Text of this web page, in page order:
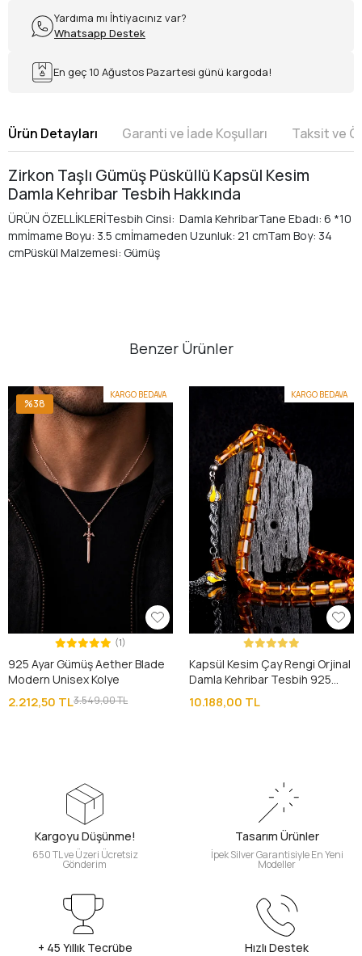
Yardıma mı İhtiyacınız var?
Whatsapp Destek
En geç 10 Ağustos Pazartesi günü kargoda!
Ürün Detayları Garanti ve İade Koşulları Taksit ve
Zirkon Taşlı Gümüş Püsküllü Kapsül Kesim
Damla Kehribar Tesbih Hakkında
ÜRÜN ÖZELLİKLERİTesbih Cinsi: Damla KehribarTane Ebadı: 6 *10
mmİmame Boyu: 3.5 cmİmameden Uzunluk: 21 cmTam Boy: 34
cmPüskül Malzemesi: Gümüş
Benzer Ürünler
KARGO BEDAVA
%38
(1)
925 Ayar Gümüş Aether Blade
Modern Unisex Kolye
2.212,50 TL3.549,00 TL
KARGO BEDAVA
Kapsül Kesim Çay Rengi Orjinal
Damla Kehribar Tesbih 925
Ayar Gümüş Püsküllü
10.188,00 TL
Kargoyu Düşünme!
650 TL ve Üzeri Ücretsiz
Gönderim
Tasarım Ürünler
İpek Silver Garantisiyle En Yeni
Modeller
+ 45 Yıllık Tecrübe Hızlı Destek